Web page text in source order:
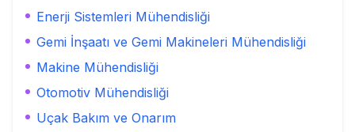
Enerji Sistemleri Mühendisliği
Gemi İnşaatı ve Gemi Makineleri Mühendisliği
Makine Mühendisliği
Otomotiv Mühendisliği
Uçak Bakım ve Onarım